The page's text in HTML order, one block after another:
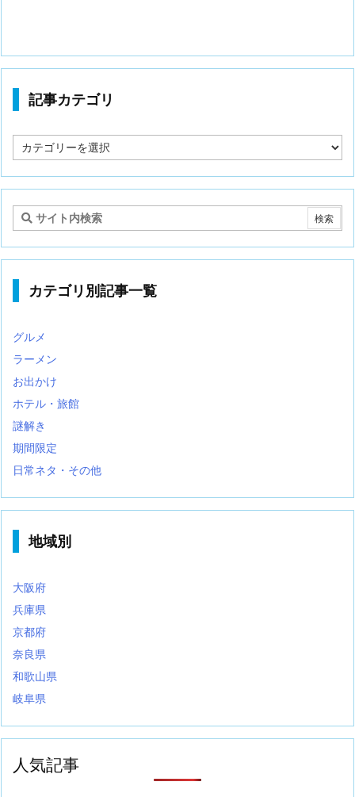
記事カテゴリ
事
テ
リ
カテゴリ別記事一覧
グルメ
ラーメン
お出かけ
ホテル・旅館
謎解き
期間限定
日常ネタ・その他
地域別
大阪府
兵庫県
京都府
奈良県
和歌山県
岐阜県
人気記事